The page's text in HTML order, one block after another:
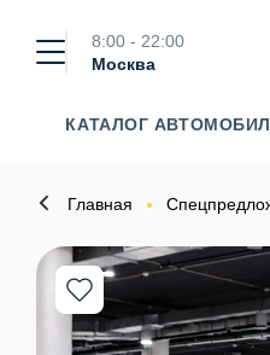
8:00 - 22:00
Москва
КАТАЛОГ
Главная